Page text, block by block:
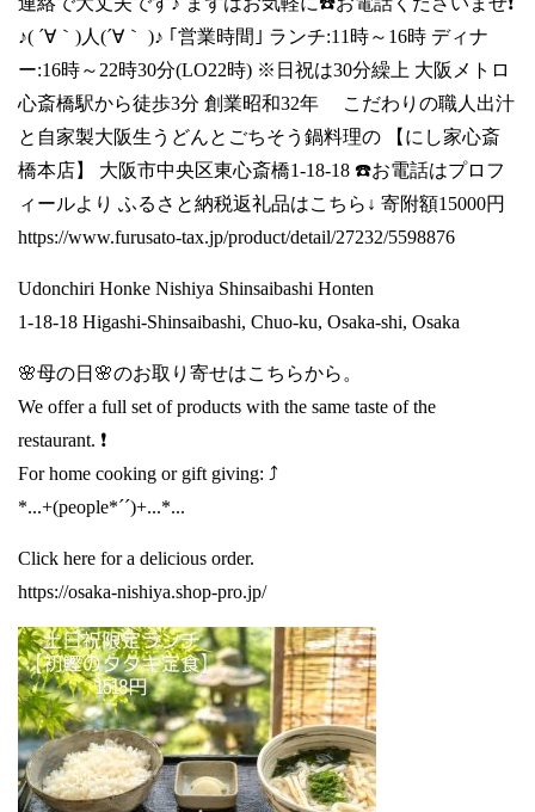
♪( ´∀｀)人(´∀｀ )♪ ｢営業時間｣ ランチ:11時～16時 ディナ
ー:16時～22時30分(LO22時) ※日祝は30分繰上 大阪メトロ
心斎橋駅から徒歩3分 創業昭和32年 こだわりの職人出汁
と自家製大阪生うどんとごちそう鍋料理の 【にし家心斎
橋本店】 大阪市中央区東心斎橋1-18-18 ☎️お電話はプロフ
ィールより ふるさと納税返礼品はこちら↓ 寄附額15000円
https://www.furusato-tax.jp/product/detail/27232/5598876
Udonchiri Honke Nishiya Shinsaibashi Honten
1-18-18 Higashi-Shinsaibashi, Chuo-ku, Osaka-shi, Osaka
🌸母の日🌸のお取り寄せはこちらから。
We offer a full set of products with the same taste of the
restaurant. ❗️
For home cooking or gift giving: ⤴️
*...+(people*´´)+...*...
Click here for a delicious order.
https://osaka-nishiya.shop-pro.jp/